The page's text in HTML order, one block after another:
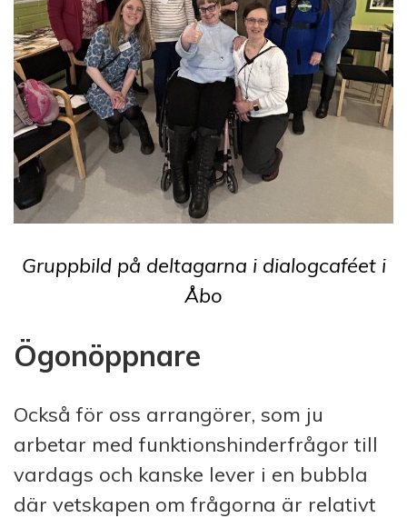
Gruppbild på deltagarna i dialogcaféet i
Åbo
Ögonöppnare
Också för oss arrangörer, som ju
arbetar med funktionshinderfrågor till
vardags och kanske lever i en bubbla
där vetskapen om frågorna är relativt